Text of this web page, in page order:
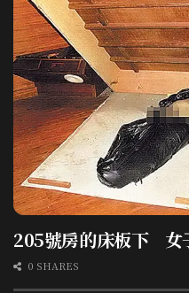
205號房的床板下 女
0 SHARES